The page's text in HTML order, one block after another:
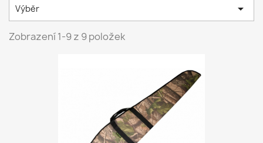
Výběr 
Zobrazení 1-9 z 9 položek